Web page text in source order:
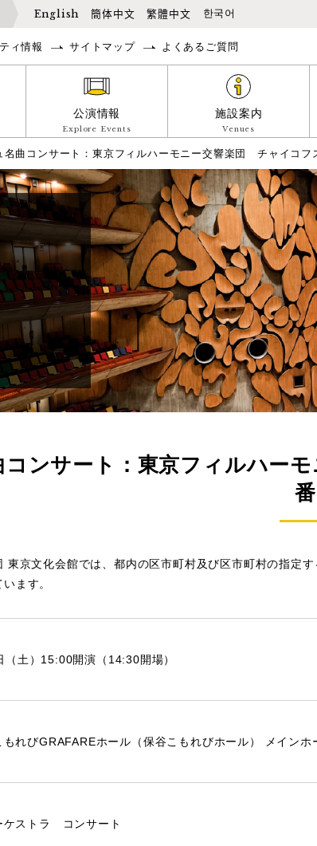
English 簡体中文 繁體中文 한국어
ィ情報 サイトマップ よくあるご質問
公演情報
Explore Events
施設案内
Venues
名曲コンサート：東京フィルハーモニー交響楽団 チャイコフ
コンサート：東京フィルハー
番
東京文化会館では、都内の区市町村及び区市町村の指定
ます。
土）15:00開演（14:30開場）
もれびGRAFAREホール（保谷こもれびホール） メインホ
ストラ コンサート